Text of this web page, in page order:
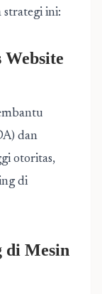
strategi ini:
dan
otoritas,
di
di Mesin